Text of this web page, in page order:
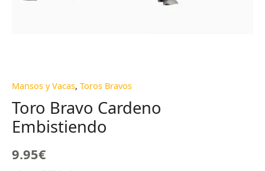
Mansos y Vacas, Toros Bravos
Toro Bravo Cardeno
Embistiendo
9.95€